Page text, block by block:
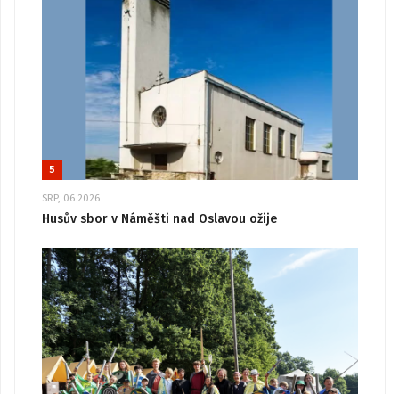
5
SRP, 06 2026
Husův sbor v Náměšti nad Oslavou ožije